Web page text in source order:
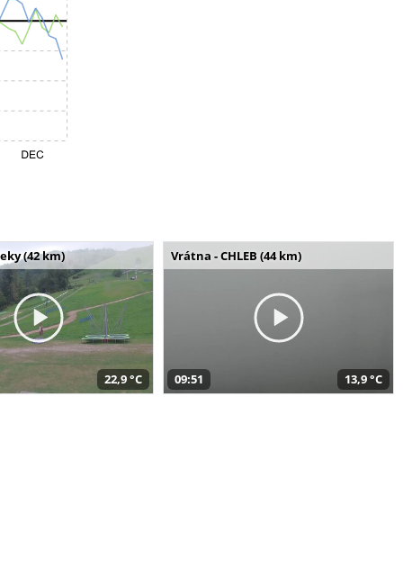
(42 km)
22,9 °C
Vrátna - CHLEB (44 km)
09:51 13,9 °C